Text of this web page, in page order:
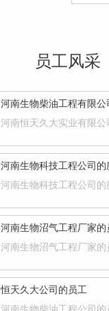
员工风采
河南生物柴油工程有限公
河南恒天久大实业有限公
河南生物科技工程公司的
河南生物科技工程公司的
河南生物沼气工程厂家的
河南生物沼气工程厂家的
恒天久大公司的员工